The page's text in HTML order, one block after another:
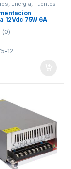
, Energia, Fuentes
12Vdc 75W 6A
75-12
(0)
12